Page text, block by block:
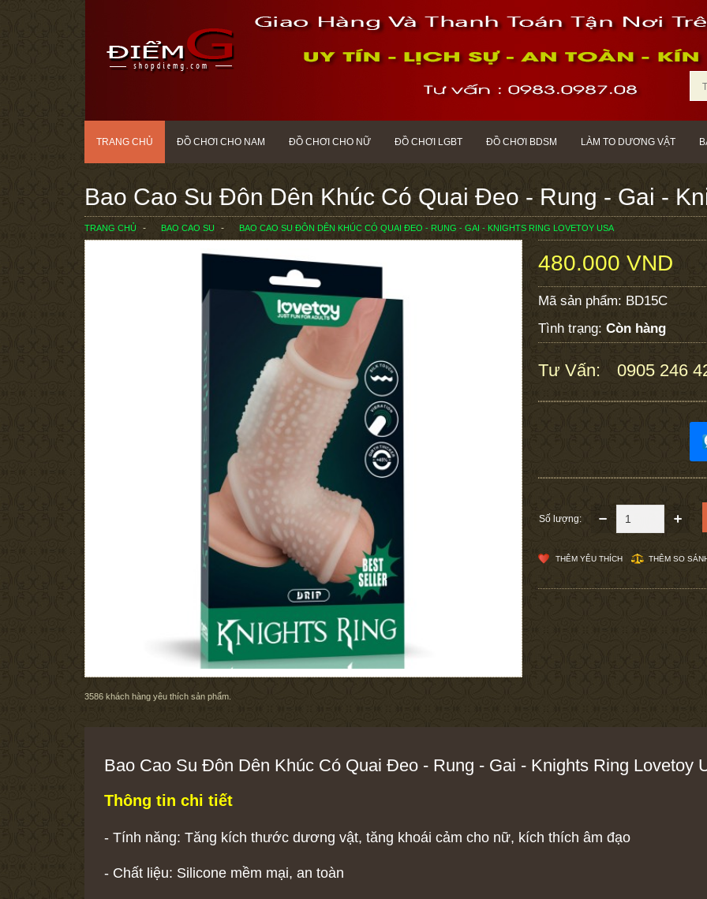
TRANG CHỦ ĐỒ CHƠI CHO NAM ĐỒ CHƠI CHO NỮ ĐỒ CHƠI LGBT ĐỒ CHƠI BDSM LÀM TO DƯƠNG VẬT
Bao Cao Su Đôn Dên Khúc Có Quai Đeo - Rung - Gai -
TRANG CHỦ BAO CAO SU BAO CAO SU ĐÔN DÊN KHÚC CÓ QUAI ĐEO - RUNG - GAI - KNIGHTS RING LOVETOY USA
3586 khách hàng yêu thích sản phẩm.
480.000 VND
Mã sản phẩm: BD15C
Tình trạng: Còn hàng
Tư Vấn: 0905 246
Số lượng:
THÊM YÊU THÍCH THÊM SO
Bao Cao Su Đôn Dên Khúc Có Quai Đeo - Rung - Gai - Knights Ring Lovetoy
Thông tin chi tiết
- Tính năng: Tăng kích thước dương vật, tăng khoái cảm cho nữ, kích thích âm đạo
- Chất liệu: Silicone mềm mại, an toàn